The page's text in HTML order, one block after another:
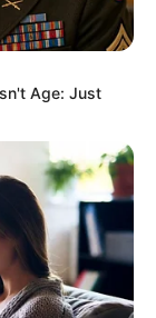
Age: Just